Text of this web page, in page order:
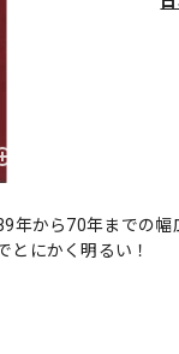
年から70年までの
とにかく明るい！